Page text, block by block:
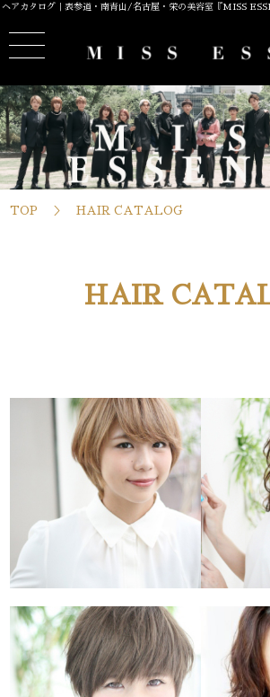
ヘアカタログ｜表参道・南青山/名古屋・栄の美容室『MISS
TOP HAIR CATALOG
HAIR